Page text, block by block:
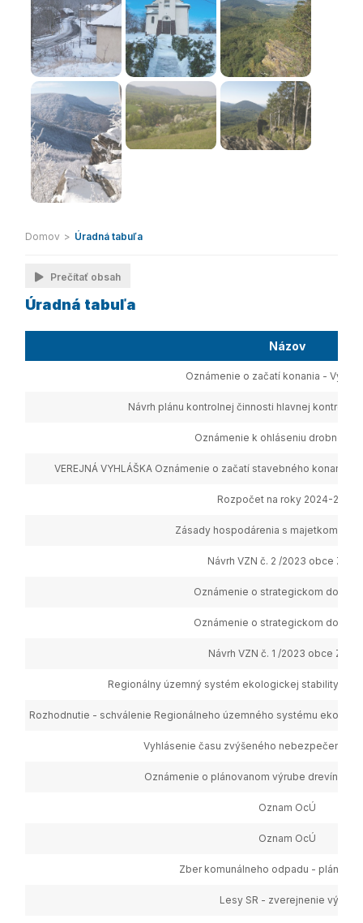
Domov > Úradná tabuľa
Prečítať obsah
Úradná tabuľa
Názov
Oznámenie o začatí konania - Výrub
Návrh plánu kontrolnej činnosti hlavnej
Oznámenie k ohláseniu drobnej
VEREJNÁ VYHLÁŠKA Oznámenie o začatí stavebného konania
Rozpočet na roky 2024-2026
Zásady hospodárenia s majetkom
Návrh VZN č. 2 /2023 obce
Oznámenie o strategickom
Oznámenie o strategickom
Návrh VZN č. 1 /2023 obce
Regionálny územný systém ekologickej stability
Rozhodnutie - schválenie Regionálneho územného systému
Vyhlásenie času zvýšeného nebezpečenstva
Oznámenie o plánovanom výrube drevín/
Oznam OcÚ
Oznam OcÚ
Zber komunálneho odpadu - plán na
Lesy SR - zverejnenie výzvy